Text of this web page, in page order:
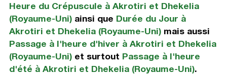
Heure du Crépuscule à Akrotiri et Dhekelia
(Royaume-Uni)ainsi que Durée du Jour à
Akrotiri et Dhekelia (Royaume-Uni)mais aussi
Passage à l'heure d'hiver à Akrotiri et Dhekelia
(Royaume-Uni)et surtout Passage à l'heure
d'été à Akrotiri et Dhekelia (Royaume-Uni).